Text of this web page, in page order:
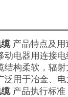
产品特点及用
动电器用连接
结构柔软，辐
用于冶金、
产品执行标准